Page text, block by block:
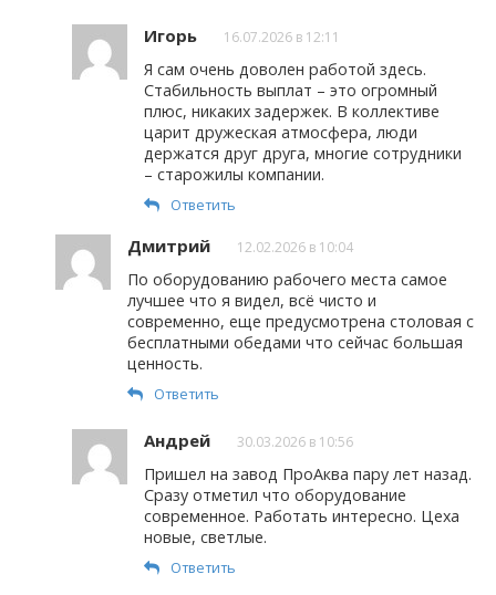
Игорь 16.07.2026 в 12:11
Я сам очень доволен работой здесь.
Стабильность выплат – это огромный
плюс, никаких задержек. В коллективе
царит дружеская атмосфера, люди
держатся друг друга, многие сотрудники
– старожилы компании.
Ответить
Дмитрий 12.02.2026 в 10:04
По оборудованию рабочего места самое
лучшее что я видел, всё чисто и
современно, еще предусмотрена столовая с
бесплатными обедами что сейчас большая
ценность.
Ответить
Андрей 30.03.2026 в 10:56
Пришел на завод ПроАква пару лет назад.
Сразу отметил что оборудование
современное. Работать интересно. Цеха
новые, светлые.
Ответить